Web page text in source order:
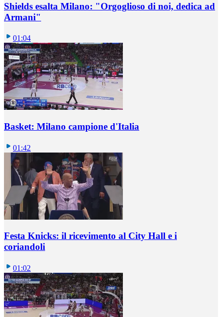
Shields esalta Milano: "Orgoglioso di noi, dedica ad
Armani"
01:04
Basket: Milano campione d'Italia
01:42
Festa Knicks: il ricevimento al City Hall e i
coriandoli
01:02